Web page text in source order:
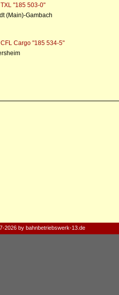
"185 503-0"
(Main)-Gambach
Cargo "185 534-5"
2026 by bahnbetriebswerk-13.de